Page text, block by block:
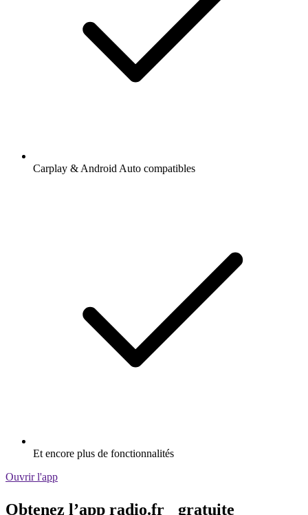
Carplay & Android Auto compatibles
Et encore plus de fonctionnalités
Ouvrir l'app
Obtenez l’app radio.fr gratuite